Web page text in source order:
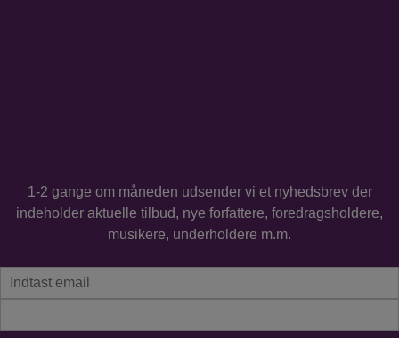
1-2 gange om måneden udsender vi et nyhedsbrev der
indeholder aktuelle tilbud, nye forfattere, foredragsholdere,
musikere, underholdere m.m.